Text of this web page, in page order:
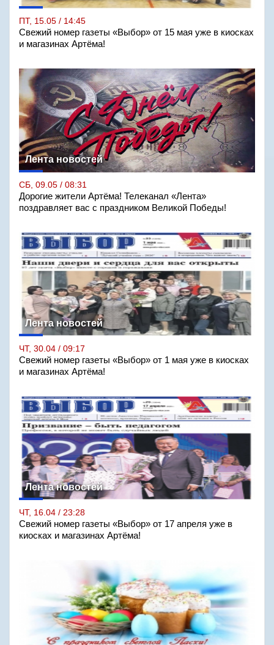
ПТ, 15.05 / 14:45
Свежий номер газеты «Выбор» от 15 мая уже в киосках
и магазинах Артёма!
Лента новостей
СБ, 09.05 / 08:31
Дорогие жители Артёма! Телеканал «Лента»
поздравляет вас с праздником Великой Победы!
Лента новостей
ЧТ, 30.04 / 09:17
Свежий номер газеты «Выбор» от 1 мая уже в киосках
и магазинах Артёма!
Лента новостей
ЧТ, 16.04 / 23:28
Свежий номер газеты «Выбор» от 17 апреля уже в
киосках и магазинах Артёма!